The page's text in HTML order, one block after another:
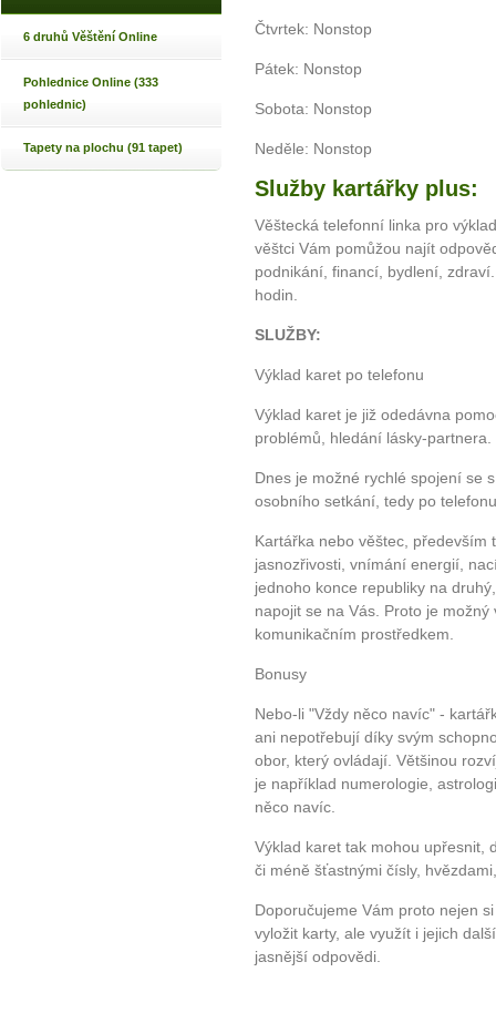
10 tipů
6 druhů Věštění Online
Pohlednice Online (333
pohlednic)
Tapety na plochu (91 tapet)
Čtvrtek: Nonstop
Pátek: Nonstop
Sobota: Nonstop
Neděle: Nonstop
Služby kartářky plus:
Věštecká telefonní linka pro
věštci Vám pomůžou najít
podnikání, financí, bydlení,
hodin.
SLUŽBY:
Výklad karet po telefonu
Výklad karet je již odedávna
problémů, hledání lásky-partnera.
Dnes je možné rychlé spojení se
osobního setkání, tedy po
Kartářka nebo věštec,
jasnozřivosti, vnímání energií,
jednoho konce republiky na
napojit se na Vás. Proto je
komunikačním prostředkem.
Bonusy
Nebo-li "Vždy něco navíc" -
ani nepotřebují díky svým
obor, který ovládají. Většinou
je například numerologie,
něco navíc.
Výklad karet tak mohou upřesnit,
či méně šťastnými čísly,
Doporučujeme Vám proto nejen
vyložit karty, ale využít i jejich
jasnější odpovědi.